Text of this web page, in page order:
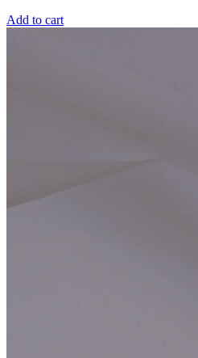
Add to cart